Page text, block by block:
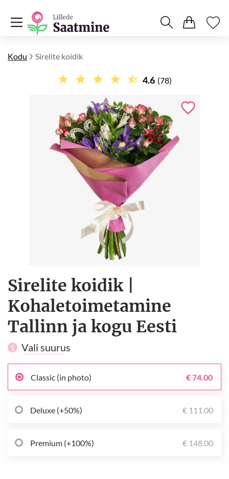
Kodu Sirelite koidik
4.6 (78)
Sirelite koidik |
Kohaletoimetamine
Tallinn ja kogu Eesti
1 Vali suurus
Classic (in photo) € 74.00
Deluxe (+50%) € 111.00
Premium (+100%) € 148.00